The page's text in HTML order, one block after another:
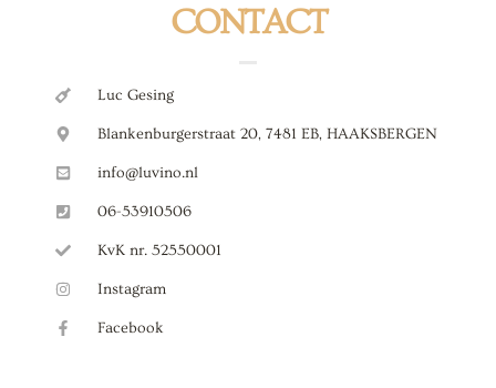
CONTACT
Luc Gesing
Blankenburgerstraat 20, 7481 EB, HAAKSBERGEN
info@luvino.nl
06-53910506
KvK nr. 52550001
Instagram
Facebook